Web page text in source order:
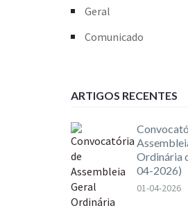
Geral
Comunicado
ARTIGOS RECENTES
Ordinária
04-2026)
01-04-2026